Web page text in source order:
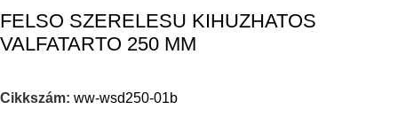
FELSO SZERELESU KIHUZHATOS
VALFATARTO 250 MM
Cikkszám: ww-wsd250-01b